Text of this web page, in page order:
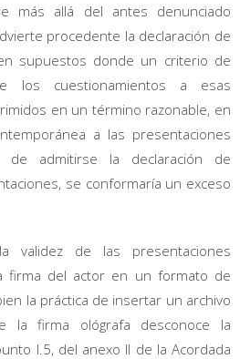
más allá del antes denunciado
procedente la declaración de
supuestos donde un criterio de
los cuestionamientos a esas
en un término razonable, en
a las presentaciones
admitirse la declaración de
se conformaría un exceso
validez de las presentaciones
firma del actor en un formato de
la práctica de insertar un archivo
la firma ológrafa desconoce la
I.5, del anexo II de la Acordada